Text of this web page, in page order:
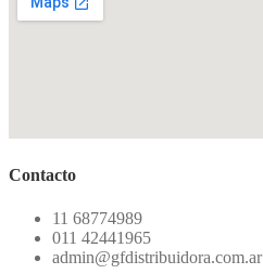
Contacto
11 68774989
011 42441965
admin@gfdistribuidora.com.ar